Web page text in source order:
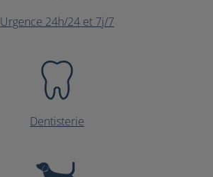
Urgence 24h/24 et 7j/7
Dentisterie